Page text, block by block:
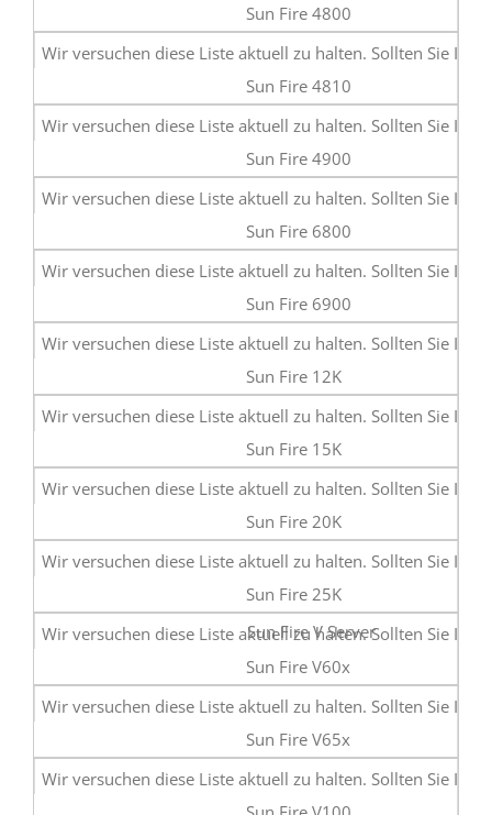
Sun Fire 4800
Sun Fire 4810
Sun Fire 4900
Sun Fire 6800
Sun Fire 6900
Sun Fire 12K
Sun Fire 15K
Sun Fire 20K
Sun Fire 25K
Sun Fire V Server
Sun Fire V60x
Sun Fire V65x